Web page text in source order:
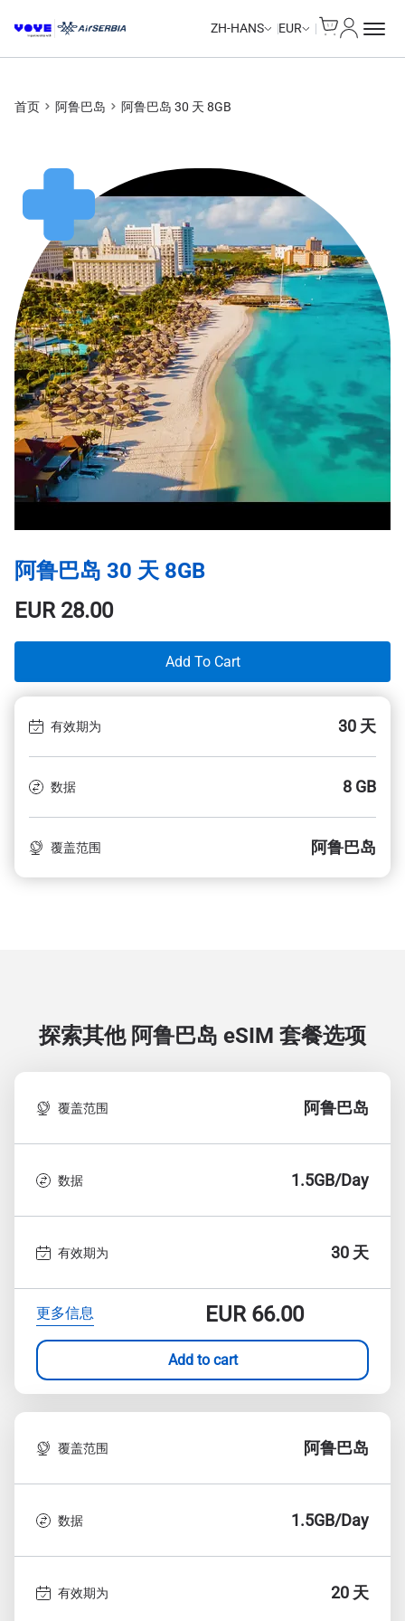
ZH-HANS EUR
首页 阿鲁巴岛 阿鲁巴岛 30 天 8GB
阿鲁巴岛 30 天 8GB
EUR28.00
Add To Cart
有效期为 30 天
数据 8 GB
覆盖范围 阿鲁巴岛
探索其他 阿鲁巴岛 eSIM 套餐选项
覆盖范围 阿鲁巴岛
数据 1.5GB/Day
有效期为 30 天
更多信息 EUR66.00
Add to cart
覆盖范围 阿鲁巴岛
数据 1.5GB/Day
有效期为 20 天